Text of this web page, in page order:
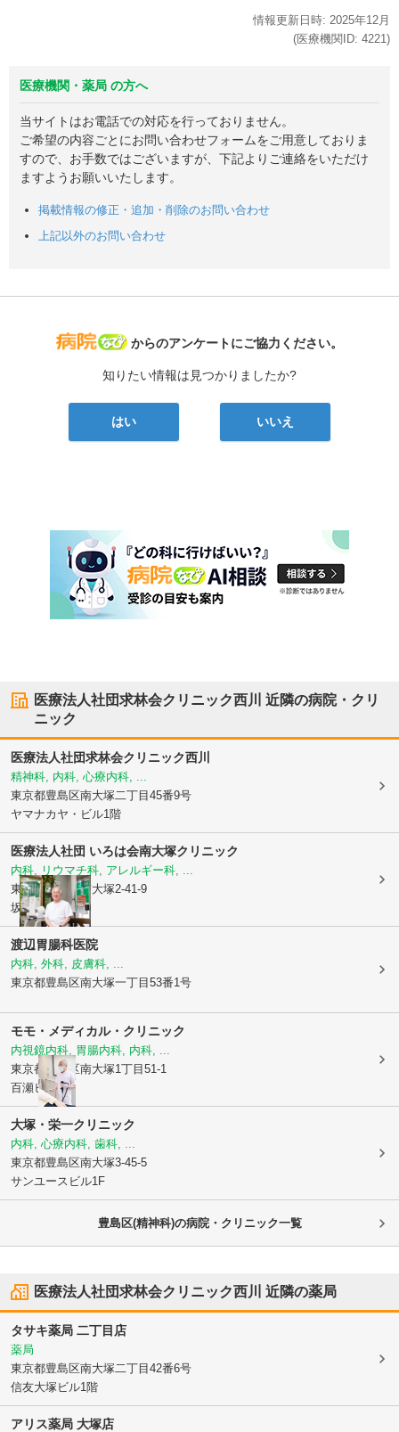
情報更新日時: 2025年12月
(医療機関ID: 4221)
医療機関・薬局 の方へ
当サイトはお電話での対応を行っておりません。
ご希望の内容ごとにお問い合わせフォームをご用意しておりま
すので、お手数ではございますが、下記よりご連絡をいただけ
ますようお願いいたします。
掲載情報の修正・追加・削除のお問い合わせ
上記以外のお問い合わせ
病院なび
からのアンケートにご協力ください。
知りたい情報は見つかりましたか?
はい いいえ
医療法人社団求林会クリニック西川
近隣の病院・クリ
ニック
医療法人社団求林会クリニック西川
精神科, 内科, 心療内科, ...
東京都豊島区南大塚二丁目45番9号
ヤマナカヤ・ビル1階
医療法人社団 いろは会南大塚クリニック
内科, リウマチ科, アレルギー科, ...
東京都豊島区南大塚2-41-9
坂本ビル1階
渡辺胃腸科医院
内科, 外科, 皮膚科, ...
東京都豊島区南大塚一丁目53番1号
モモ・メディカル・クリニック
内視鏡内科, 胃腸内科, 内科, ...
東京都豊島区南大塚1丁目51-1
百瀬ビル1階
大塚・栄一クリニック
内科, 心療内科, 歯科, ...
東京都豊島区南大塚3-45-5
サンユースビル1F
豊島区(精神科)の病院・クリニック一覧
医療法人社団求林会クリニック西川 近隣の薬局
タサキ薬局 二丁目店
薬局
東京都豊島区南大塚二丁目42番6号
信友大塚ビル1階
アリス薬局 大塚店